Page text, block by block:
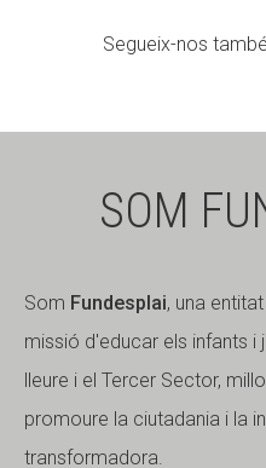
Segueix-nos
SOM
Som Fundesplai, una
missió d'educar els infants i
lleure i el Tercer Sector,
promoure la ciutadania i la
transformadora.